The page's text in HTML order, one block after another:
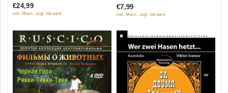
5
€24,99
inkl. Mwst., zzgl. Versand
5
Fassung) (Diamant)
€7,99
inkl. Mwst., zzgl. Versand